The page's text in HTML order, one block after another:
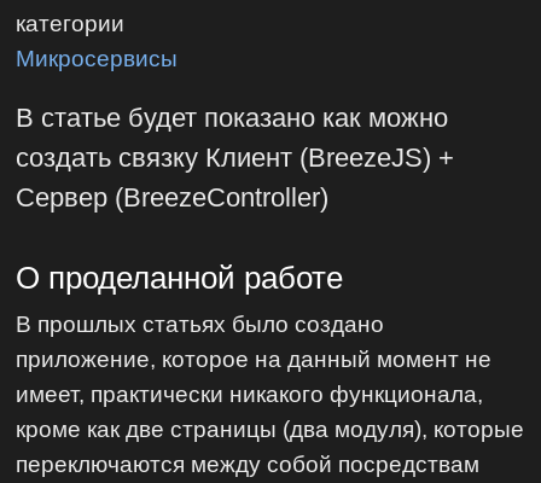
категории
Микросервисы
В статье будет показано как можно
создать связку Клиент (BreezeJS) +
Сервер (BreezeController)
О проделанной работе
В прошлых статьях было создано
приложение, которое на данный момент не
имеет, практически никакого функционала,
кроме как две страницы (два модуля), которые
переключаются между собой посредствам